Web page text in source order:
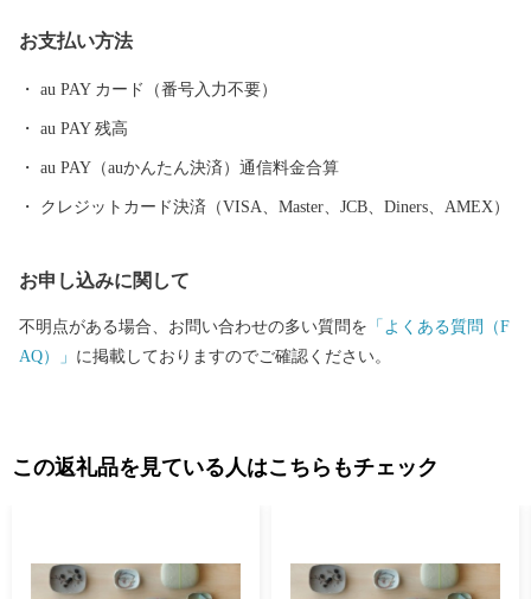
て発展を続けています。 また、豊かな緑や清らかな水など、美
しており、平成２７年９月に「環境・文化創造都市宣言」を行い
ました。 本市では「働く」「住む」「子育て・教育」「妊娠・
赤ちゃん」などの情報が見つかる移住希望者向けポータルサイト
の監修をいただき整備した武生中央公園の「だるまちゃん広
en.lg.jp
お支払い方法
au PAY カード（番号入力不要）
au PAY 残高
au PAY（auかんたん決済）通信料金合算
クレジットカード決済（VISA、Master、JCB、Diners、AMEX）
お申し込みに関して
不明点がある場合、お問い合わせの多い質問を 「よくある質問（F
AQ）」 に掲載しておりますのでご確認ください。
この返礼品を見ている人はこちらもチェック